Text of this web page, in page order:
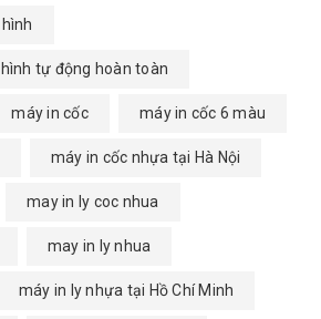
tự động hoàn toàn
máy in cốc máy in cốc 6 màu
máy in cốc nhựa tại Hà Nội
may in ly coc nhua
may in ly nhua
máy in ly nhựa tại Hồ Chí Minh